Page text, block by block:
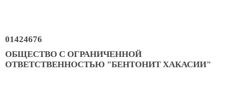
01424676
ОБЩЕСТВО С ОГРАНИЧЕННОЙ
ОТВЕТСТВЕННОСТЬЮ "БЕНТОНИТ ХАКАСИИ"